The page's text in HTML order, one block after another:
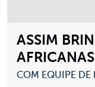
ASSIM
AFRICANAS
COM EQUIPE DE